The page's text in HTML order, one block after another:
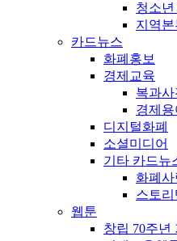
청소
지역본
카드뉴스
화폐홍보
경제교육
복과사
경제용
디지털화폐
소셜미디어
기타 카드뉴
화폐
스토리
웹툰
창립 70주년